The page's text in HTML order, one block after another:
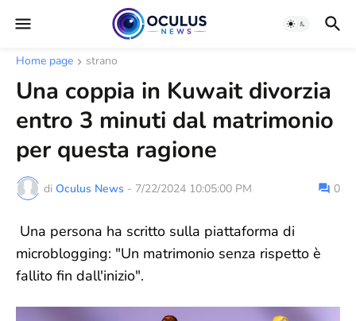
Home page strano
Una coppia in Kuwait divorzia
entro 3 minuti dal matrimonio
per questa ragione
di Oculus News - 7/22/2024 10:05:00 PM 0
Una persona ha scritto sulla piattaforma di
microblogging: "Un matrimonio senza rispetto è
fallito fin dall'inizio".